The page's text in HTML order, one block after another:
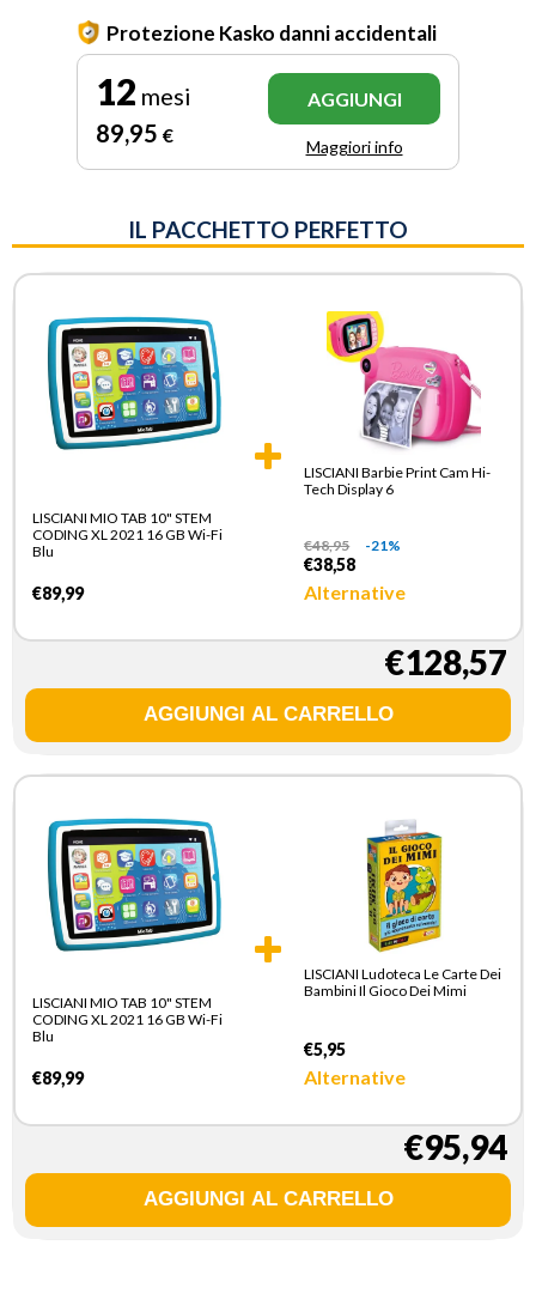
Protezione Kasko danni accidentali
12 mesi
89,95 €
AGGIUNGI
Maggiori info
IL PACCHETTO PERFETTO
LISCIANI MIO TAB 10" STEM
CODING XL 2021 16 GB Wi-Fi
Blu
€89,99
LISCIANI Barbie Print Cam Hi-
Tech Display 6
€48,95 -21%
€38,58
Alternative
€128,57
LISCIANI MIO TAB 10" STEM
CODING XL 2021 16 GB Wi-Fi
Blu
€89,99
LISCIANI Ludoteca Le Carte Dei
Bambini Il Gioco Dei Mimi
€5,95
Alternative
€95,94